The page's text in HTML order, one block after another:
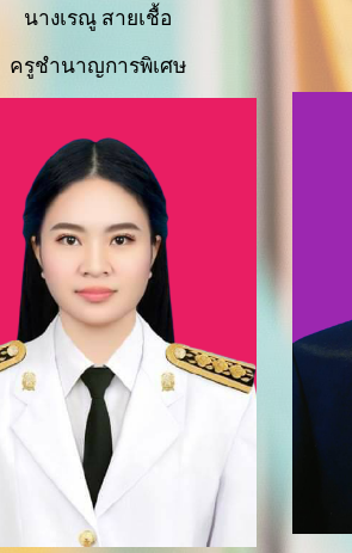
นางเรณู สายเชื้อ
ครูชำนาญการพิเศษ